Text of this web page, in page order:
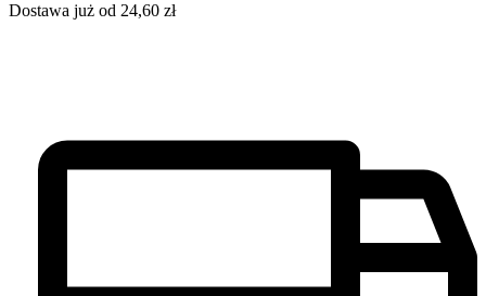
Dostawa już od 24,60 zł